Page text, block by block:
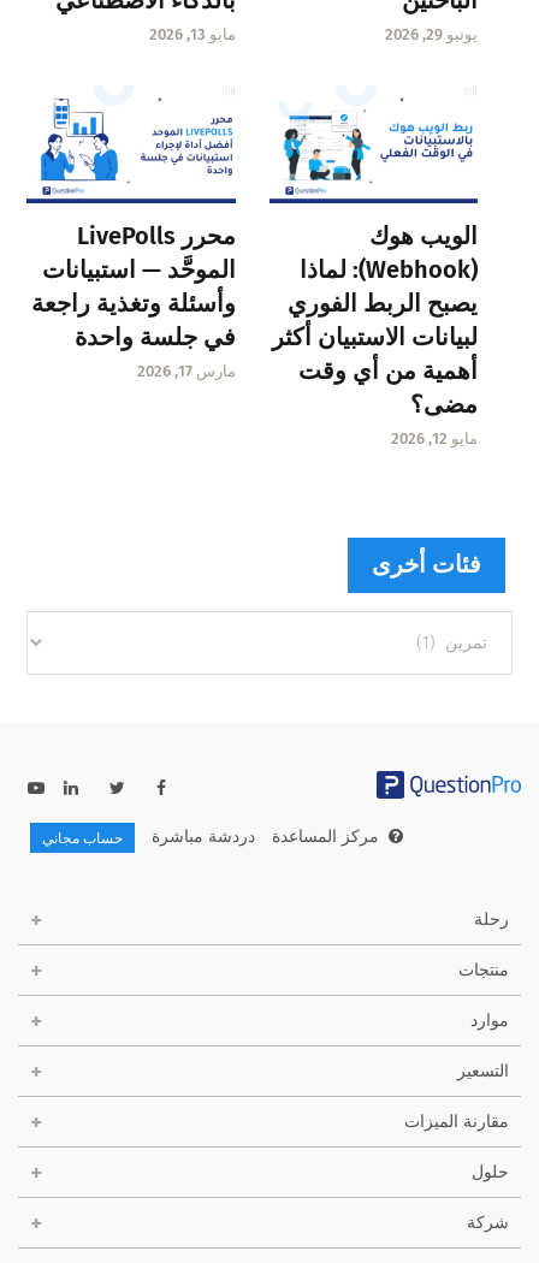
يونيو 29, 2026 مايو 13, 2026
الويب هوك
(Webhook): لماذا
يصبح الربط الفوري
لبيانات الاستبيان أكثر
أهمية من أي وقت
مضى؟
مايو 12, 2026
محرر LivePolls
الموحَّد — استبيانات
وأسئلة وتغذية راجعة
في جلسة واحدة
مارس 17, 2026
فئات أخرى
أخرى
مركز المساعدة دردشة مباشرة حساب مجاني
رحلة
منتجات
موارد
التسعير
مقارنة الميزات
حلول
شركة